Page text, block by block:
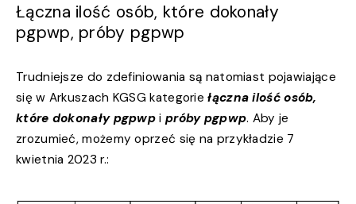
Łączna ilość osób, które dokonały
pgpwp, próby pgpwp
Trudniejsze do zdefiniowania są natomiast pojawiające
się w Arkuszach KGSG kategorie łączna ilość osób,
które dokonały pgpwp i próby pgpwp. Aby je
zrozumieć, możemy oprzeć się na przykładzie 7
kwietnia 2023 r.: